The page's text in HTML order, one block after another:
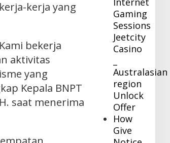
kerja yang
bekerja
aktivitas
yang
Kepala BNPT
saat menerima
Gaming
Sessions
Jeetcity
Casino
Australasian
region
Unlock
Offer
How
Give